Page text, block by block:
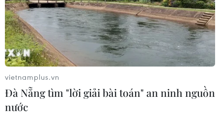
21/04/2026 04:29
Cần Thơ: Xác lập kỷ lục Bản đồ Việt
Nam làm từ xôi nước cốt dừa lớn
nhất
14/04/2026 08:55
vietnamplus.vn
Đà Nẵng tìm "lời giải bài toán" an ninh nguồn
nước